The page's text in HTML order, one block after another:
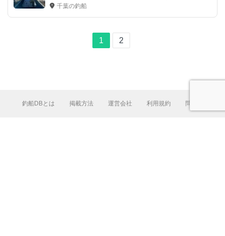
千葉の釣船
1 2
釣船DBとは 掲載方法 運営会社 利用規約 問合せ